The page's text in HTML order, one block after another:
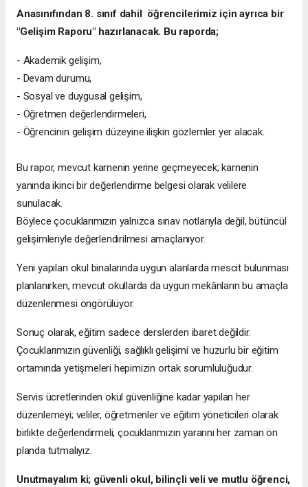
Anasınıfından 8. sınıf dahil öğrencilerimiz için ayrıca bir
"Gelişim Raporu" hazırlanacak. Bu raporda;
- Akademik gelişim,
- Devam durumu,
- Sosyal ve duygusal gelişim,
- Öğretmen değerlendirmeleri,
- Öğrencinin gelişim düzeyine ilişkin gözlemler yer alacak.
Bu rapor, mevcut karnenin yerine geçmeyecek; karnenin
yanında ikinci bir değerlendirme belgesi olarak velilere
sunulacak.
Böylece çocuklarımızın yalnızca sınav notlarıyla değil, bütüncül
gelişimleriyle değerlendirilmesi amaçlanıyor.
Yeni yapılan okul binalarında uygun alanlarda mescit bulunması
planlanırken, mevcut okullarda da uygun mekânların bu amaçla
düzenlenmesi öngörülüyor.
Sonuç olarak, eğitim sadece derslerden ibaret değildir.
Çocuklarımızın güvenliği, sağlıklı gelişimi ve huzurlu bir eğitim
ortamında yetişmeleri hepimizin ortak sorumluluğudur.
Servis ücretlerinden okul güvenliğine kadar yapılan her
düzenlemeyi; veliler, öğretmenler ve eğitim yöneticileri olarak
birlikte değerlendirmeli, çocuklarımızın yararını her zaman ön
planda tutmalıyız.
Unutmayalım ki; güvenli okul, bilinçli veli ve mutlu öğrenci,